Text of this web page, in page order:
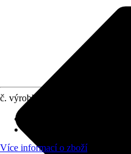
č. výrobku
Více informací o zboží